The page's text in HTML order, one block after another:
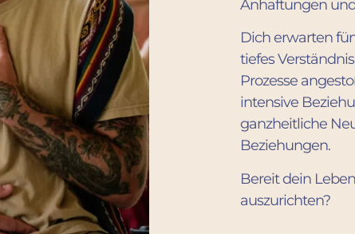
Anhaftungen
Dich erwarten
tiefes
Prozesse
intensive
ganzheitliche
Beziehungen.
Bereit dein
auszurichten?